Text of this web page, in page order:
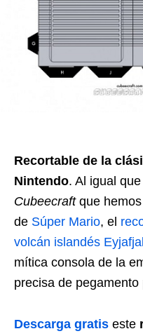
Recortable de la
Nintendo. Al igual
Cubeecraftque
de Súper Mario, el
volcán islandés
mítica consola de la
precisa de
Descarga gratis este